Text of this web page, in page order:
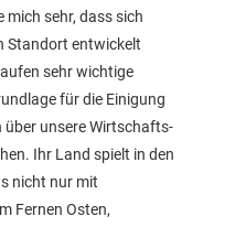
mich sehr, dass sich
Standort entwickelt
sehr wichtige
für die Einigung
über unsere Wirtschafts-
Ihr Land spielt in den
nicht nur mit
Fernen Osten,